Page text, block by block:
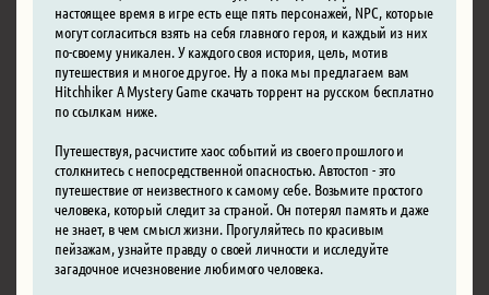
настоящее время в игре есть еще пять персонажей, NPC, которые
могут согласиться взять на себя главного героя, и каждый из них
по-своему уникален. У каждого своя история, цель, мотив
путешествия и многое другое. Ну а пока мы предлагаем вам
Hitchhiker A Mystery Game скачать торрент на русском бесплатно
по ссылкам ниже.
Путешествуя, расчистите хаос событий из своего прошлого и
столкнитесь с непосредственной опасностью. Автостоп - это
путешествие от неизвестного к самому себе. Возьмите простого
человека, который следит за страной. Он потерял память и даже
не знает, в чем смысл жизни. Прогуляйтесь по красивым
пейзажам, узнайте правду о своей личности и исследуйте
загадочное исчезновение любимого человека.